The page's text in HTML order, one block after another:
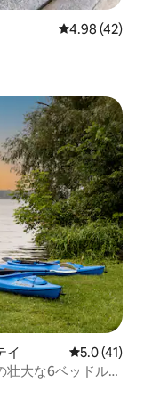
レビュー42
4.98 (42)
イ レビュー41
5.0 (41)
大な6ベッドルー